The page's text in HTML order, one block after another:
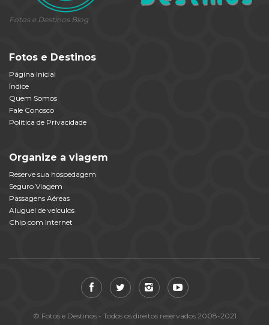
Fotos e Destinos Blog
Fotos e Destinos
Página Inicial
Índice
Quem Somos
Fale Conosco
Política de Privacidade
Organize a viagem
Reserve sua hospedagem
Seguro Viagem
Passagens Aéreas
Aluguel de veículos
Chip com Internet
© Fotos e Destinos - Todos os direitos reservados 2008-2021